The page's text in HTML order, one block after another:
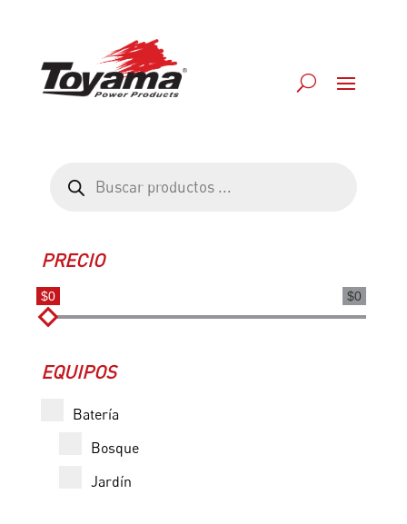
productos
PRECIO
$0
$0
EQUIPOS
Batería
Bosque
Jardín